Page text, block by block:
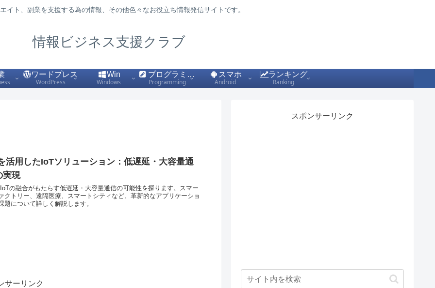
イト、副業を支援する為の情報、その他色々なお役立ち情報発信サイトです。
情報ビジネス支援クラブ
ワードプレス
WordPress
Win
Windows
プログラミング
Programming
スマホ
Android
ランキング
Ranking
活用したIoTソリューション：低遅延・大容量通
実現
の融合がもたらす低遅延・大容量通信の可能性を探ります。スマー
クトリー、遠隔医療、スマートシティなど、革新的なアプリケーショ
題について詳しく解説します。
サーリンク
スポンサーリンク